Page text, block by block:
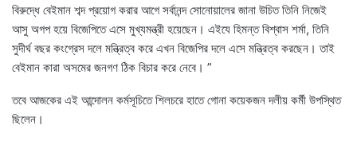
বিরুদ্ধে বেইমান শব্দ প্রয়োগ করার আগে সর্বানন্দ সোনোয়ালের জানা উচিত তিনি নিজেই
আসু অগপ হয়ে বিজেপিতে এসে মুখ্যমন্ত্রী হয়েছেন। এইযে হিমন্ত বিশ্বাস শর্মা, তিনি
সুদীর্ঘ বছর কংগ্রেস দলে মন্ত্রিত্ব করে এখন বিজেপির দলে এসে মন্ত্রিত্ব করছেন। তাই
বেইমান কারা অসমের জনগণ ঠিক বিচার করে নেবে। ”
তবে আজকের এই আন্দোলন কর্মসূচিতে শিলচরে হাতে গোনা কয়েকজন দলীয় কর্মী উপস্থিত
ছিলেন।